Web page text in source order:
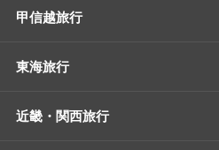
甲信越旅行
東海旅行
近畿・関西旅行